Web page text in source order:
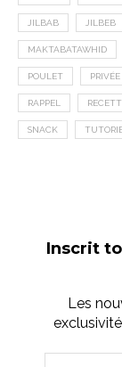
JILBAB JILBEB
MAKTABATAWHID
POULET PRIVÉE
RAPPEL
SNACK
Inscrit
Les